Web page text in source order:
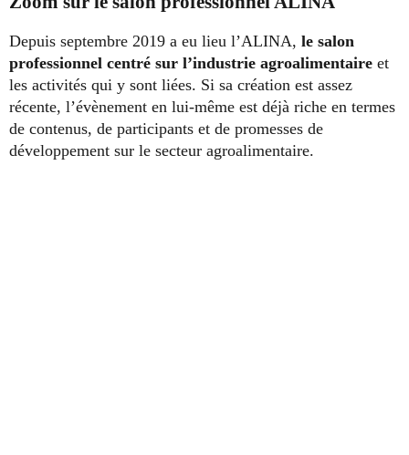
Depuis septembre 2019 a eu lieu l’ALINA, le salon
professionnel centré sur l’industrie agroalimentaire et
les activités qui y sont liées. Si sa création est assez
récente, l’évènement en lui-même est déjà riche en termes
de contenus, de participants et de promesses de
développement sur le secteur agroalimentaire.